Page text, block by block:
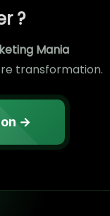
?
Mania
transformation.
→